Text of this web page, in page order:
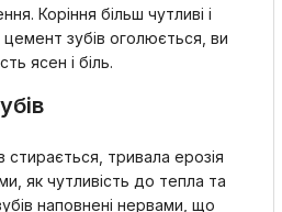
Коріння більш чутливі і
зубів оголюється, ви
ясен і біль.
стирається, тривала ерозія
як чутливість до тепла та
наповнені нервами, що